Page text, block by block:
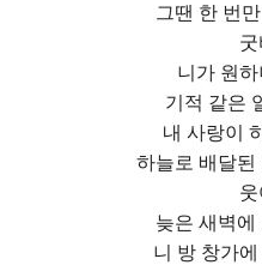
그땐 한 번
니가 원
기적 같은
내 사랑이
하늘로 배달된
늦은 새벽에
니 방 창가